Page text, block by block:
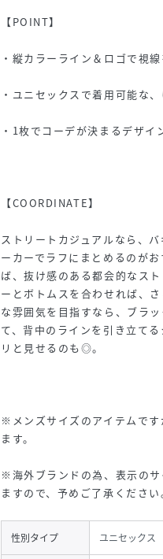
【POINT】
・縦カラーライン＆ロゴで視
・ユニセックスで着用可能な
・1枚でコーデが決まるデザイ
【COORDINATE】
ストリートカジュアルなら、
ーカーでラフにまとめるのが
ば、抜け感のある都会的なス
ーとボトムスを合わせれば、
な雰囲気を目指すなら、ブラ
て、背中のラインを引き立て
リと見せるのも◎。
※メンズサイズのアイテムで
ます。
※海外ブランドの為、表示の
ますので、予めご了承ください
性別タイプ ユニセックス